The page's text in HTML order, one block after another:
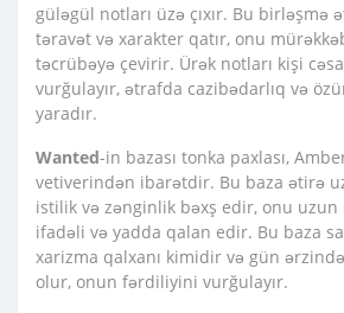
güləgül notları üzə çıxır. Bu birləşmə
təravət və xarakter qatır, onu
təcrübəyə çevirir. Ürək notları kişi
vurğulayır, ətrafda cazibədarlıq və
yaradır.
Wanted-in bazası tonka paxlası,
vetiverindən ibarətdir. Bu baza ətirə
istilik və zənginlik bəxş edir, onu uzun
ifadəli və yadda qalan edir. Bu baza
xarizma qalxanı kimidir və gün
olur, onun fərdiliyini vurğulayır.